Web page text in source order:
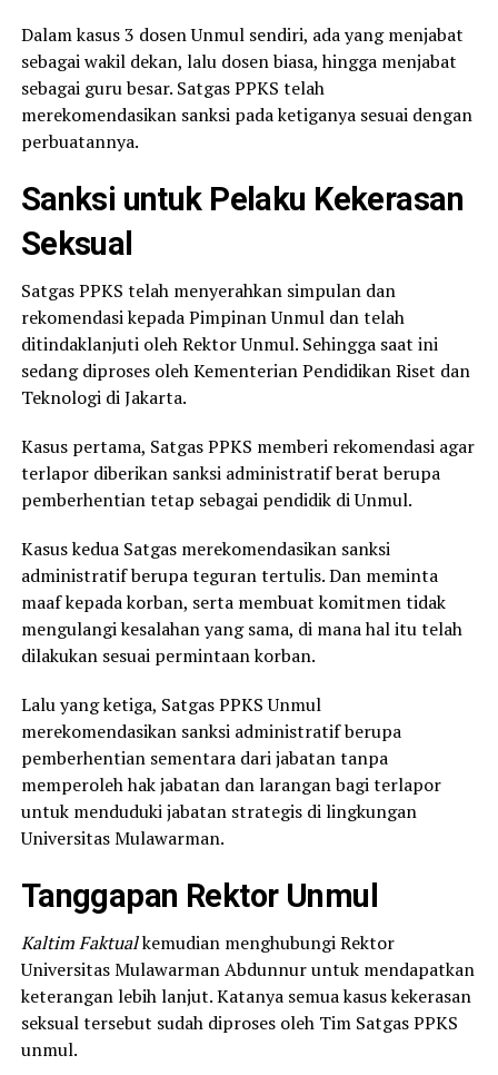
Dalam kasus 3 dosen Unmul sendiri, ada yang menjabat
sebagai wakil dekan, lalu dosen biasa, hingga menjabat
sebagai guru besar. Satgas PPKS telah
merekomendasikan sanksi pada ketiganya sesuai dengan
perbuatannya.
Sanksi untuk Pelaku Kekerasan
Seksual
Satgas PPKS telah menyerahkan simpulan dan
rekomendasi kepada Pimpinan Unmul dan telah
ditindaklanjuti oleh Rektor Unmul. Sehingga saat ini
sedang diproses oleh Kementerian Pendidikan Riset dan
Teknologi di Jakarta.
Kasus pertama, Satgas PPKS memberi rekomendasi agar
terlapor diberikan sanksi administratif berat berupa
pemberhentian tetap sebagai pendidik di Unmul.
Kasus kedua Satgas merekomendasikan sanksi
administratif berupa teguran tertulis. Dan meminta
maaf kepada korban, serta membuat komitmen tidak
mengulangi kesalahan yang sama, di mana hal itu telah
dilakukan sesuai permintaan korban.
Lalu yang ketiga, Satgas PPKS Unmul
merekomendasikan sanksi administratif berupa
pemberhentian sementara dari jabatan tanpa
memperoleh hak jabatan dan larangan bagi terlapor
untuk menduduki jabatan strategis di lingkungan
Universitas Mulawarman.
Tanggapan Rektor Unmul
Kaltim Faktualkemudian menghubungi Rektor
Universitas Mulawarman Abdunnur untuk mendapatkan
keterangan lebih lanjut. Katanya semua kasus kekerasan
seksual tersebut sudah diproses oleh Tim Satgas PPKS
unmul.